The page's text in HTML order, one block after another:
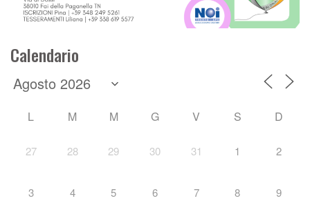
Calendario
L M M G V S D
27 28 29 30 31 1 2
3 4 5 6 7 8 9